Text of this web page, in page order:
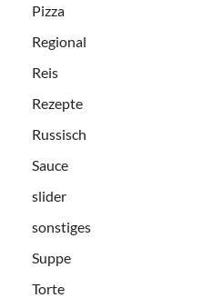
Pizza
Regional
Reis
Rezepte
Russisch
Sauce
slider
sonstiges
Suppe
Torte